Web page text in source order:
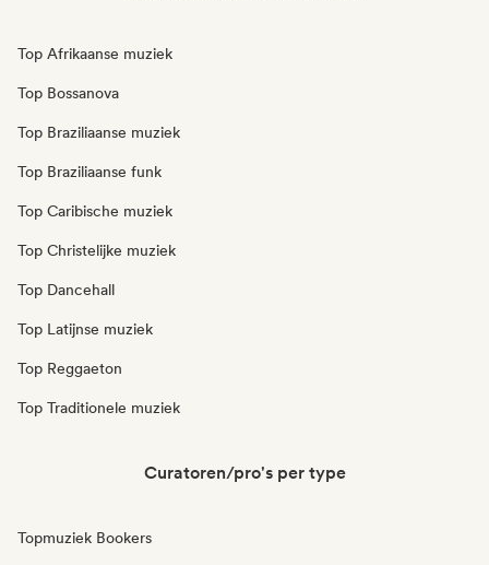
Top Afrikaanse muziek
Top Bossanova
Top Braziliaanse muziek
Top Braziliaanse funk
Top Caribische muziek
Top Christelijke muziek
Top Dancehall
Top Latijnse muziek
Top Reggaeton
Top Traditionele muziek
Curatoren/pro's per type
Topmuziek Bookers